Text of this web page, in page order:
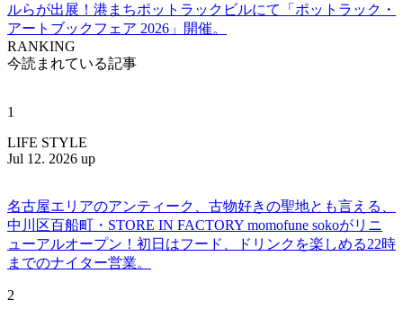
ルらが出展！港まちポットラックビルにて「ポットラック・
アートブックフェア 2026」開催。
RANKING
今読まれている記事
1
LIFE STYLE
Jul 12. 2026 up
名古屋エリアのアンティーク、古物好きの聖地とも言える、
中川区百船町・STORE IN FACTORY momofune sokoがリニ
ューアルオープン！初日はフード、ドリンクを楽しめる22時
までのナイター営業。
2